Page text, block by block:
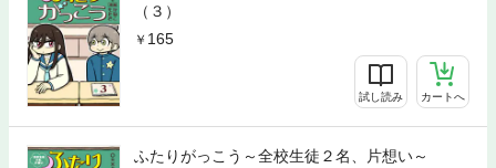
（３）
165
試し読み カートへ
ふたりがっこう～全校生徒２名、片想い～